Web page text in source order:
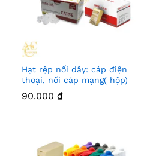
Hạt rệp nối dây: cáp điện
thoại, nối cáp mạng( hộp)
90.000 ₫